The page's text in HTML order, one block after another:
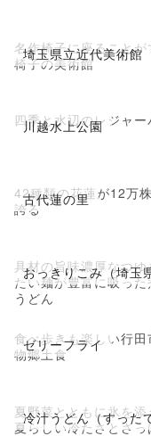
埼玉県立近代美術館
名作椅子に座ることが
椅子の美術館
川越水上公園
四季と水辺のレジャー
古代蓮の里
42種類の花蓮が12万
誇る
おっきりこみ（埼玉
具材の旨味濃厚なつゆ
たい麺が豊富に吸った
うどん
ゼリーフライ
食べ歩きも楽しい行田
物郷土食
冷汁うどん（すった
夏野菜とともに氷を添
夏らしい冷たさとさっ